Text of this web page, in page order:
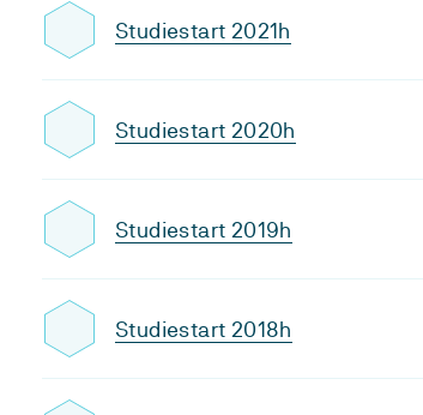
Studiestart 2021h
Studiestart 2020h
Studiestart 2019h
Studiestart 2018h